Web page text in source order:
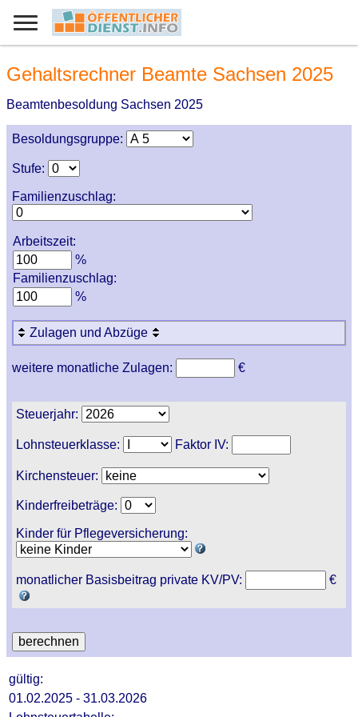
Gehaltsrechner Beamte Sachsen 2025
Beamtenbesoldung Sachsen 2025
Besoldungsgruppe:
Stufe:
Familienzuschlag:
Arbeitszeit:
%
Familienzuschlag:
%
Zulagen und Abzüge
weitere monatliche Zulagen: €
Steuerjahr:
Lohnsteuerklasse: Faktor IV:
Kirchensteuer:
Kinderfreibeträge:
Kinder für Pflegeversicherung:
monatlicher Basisbeitrag private KV/PV: €
gültig:
01.02.2025 - 31.03.2026